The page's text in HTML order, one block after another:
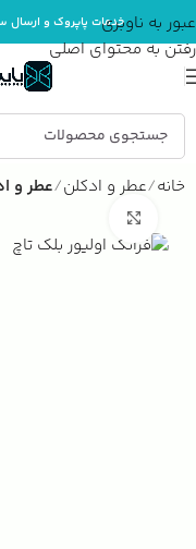
عبور به ناوبری
رفتن به محتوای اصلی
خدمات پاپروک و
خانه عطر و ادکلن عطر و